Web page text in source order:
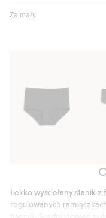
Za mały
na
Lekko wyściełany stanik
regulowanych